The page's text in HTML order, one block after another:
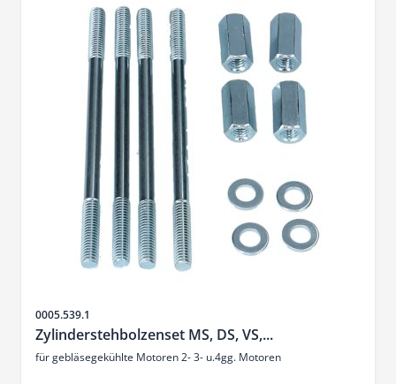
Sku
0005.539.1
Zylinderstehbolzenset MS, DS, VS,...
für gebläsegekühlte Motoren 2- 3- u.4gg. Motoren